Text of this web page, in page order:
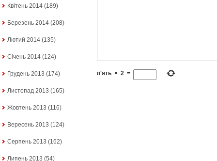
Квітень 2014 (189)
Березень 2014 (208)
Лютий 2014 (135)
Січень 2014 (124)
Грудень 2013 (174)
Листопад 2013 (165)
Жовтень 2013 (116)
Вересень 2013 (124)
Серпень 2013 (162)
Липень 2013 (54)
п'ять × 2 =